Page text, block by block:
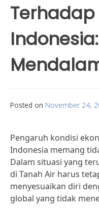
Terhadap
Posted on November 24,
Pengaruh kondisi
Indonesia memang
Dalam situasi yang
di Tanah Air harus
menyesuaikan diri
global yang tidak